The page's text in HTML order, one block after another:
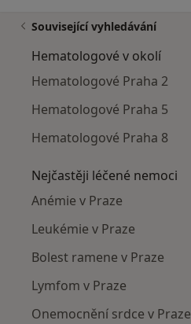
Související vyhledávání
Hematologové v okolí
Hematologové Praha 2
Hematologové Praha 5
Hematologové Praha 8
Nejčastěji léčené nemoci
Anémie v Praze
Leukémie v Praze
Bolest ramene v Praze
Lymfom v Praze
Onemocnění srdce v Praze